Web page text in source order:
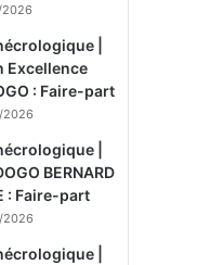
|
Excellence
: Faire-part
|
BERNARD
: Faire-part
|